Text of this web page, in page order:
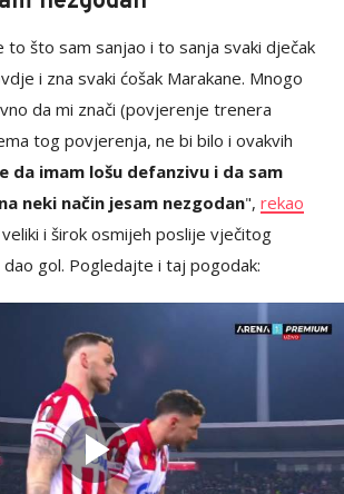
što sam sanjao i to sanja svaki dječak
i zna svaki ćošak Marakane. Mnogo
da mi znači (povjerenje trenera
tog povjerenja, ne bi bilo i ovakvih
da imam lošu defanzivu i da sam
neki način jesam nezgodan", rekao
i širok osmijeh poslije vječitog
gol. Pogledajte i taj pogodak: